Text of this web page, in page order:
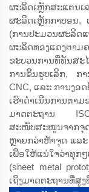
ຜະລິດເຫຼັກສະແຕນເ
ຜະລິດເຫຼັກກາບອນ,
(ການປະມວນຜະລິ
ຜະລິດທອງແດງຕາມ
ຂະບວນການທີ່ທັນສະ
ການຂຶ້ນຮູບເລິກ, ກ
CNC, ແລະ ການງອ
ເຮົາດຳເນີນການຕາ
ມາດຕະຖານ
ສະໜັບສະໜູນຈາກຈຸ
ຫຼາຍກວ່າຫ້າຈຸດ ແລ
ເພື່ອໃຫ້ແນ່ໃຈວ່າທຸກ
(sheet metal
ເຖິງມາດຕະຖານທີ່ສູ